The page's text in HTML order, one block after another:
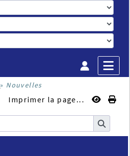
» Nouvelles
Imprimer la page...